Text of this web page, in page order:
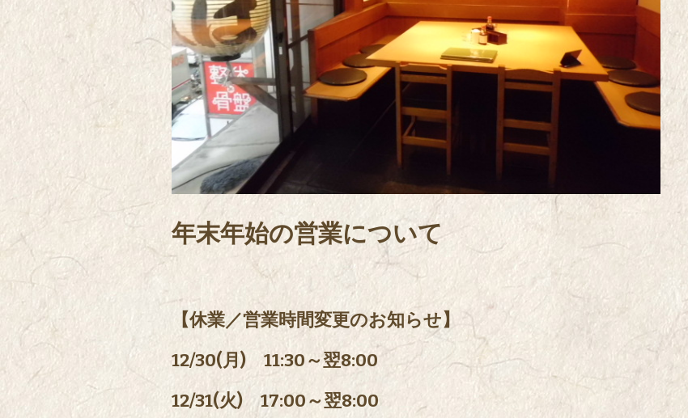
年末年始の営業について
【休業／営業時間変更のお知らせ】
12/30(月) 11:30～翌8:00
12/31(火) 17:00～翌8:00